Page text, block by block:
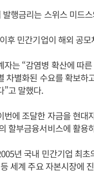
발행금리는 스위스 미드
후 민간기업이 해외 공
자는 “감염병 확산에 따
차별화된 수요를 확보
”고 말했다.
번에 조달한 자금을 현대
할부금융서비스에 활용
년 국내 민간기업 최
세계 주요 자본시장에